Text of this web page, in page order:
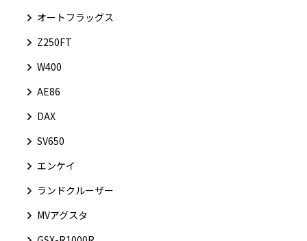
オートフラッグス
Z250FT
W400
AE86
DAX
SV650
エンケイ
ランドクルーザー
MVアグスタ